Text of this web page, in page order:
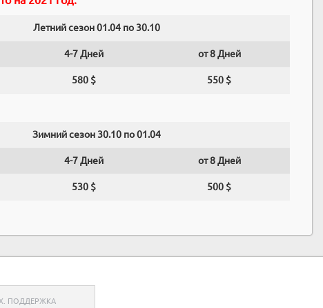
Летний сезон 01.04 по 30.10
4-7 Дней от 8 Дней
580 $ 550 $
Зимний сезон 30.10 по 01.04
4-7 Дней от 8 Дней
530 $ 500 $
ПОДДЕРЖКА